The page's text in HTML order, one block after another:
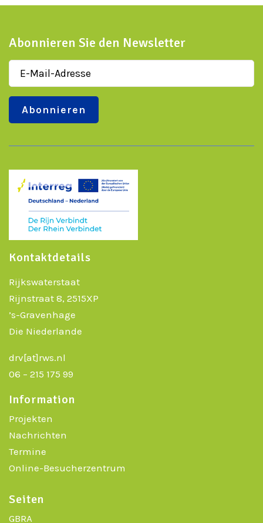
Abonnieren Sie den Newsletter
Kontaktdetails
Rijkswaterstaat
Rijnstraat 8, 2515XP
’s-Gravenhage
Die Niederlande
drv[at]rws.nl
06 – 215 175 99
Information
Projekten
Nachrichten
Termine
Online-Besucherzentrum
Seiten
GBRA